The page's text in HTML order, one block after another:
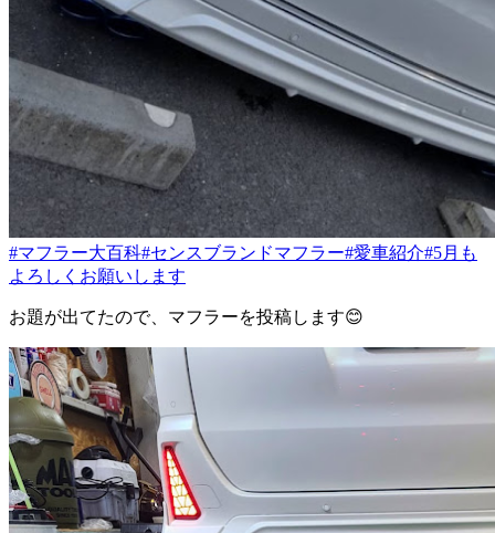
#マフラー大百科#センスブランドマフラー#愛車紹介#5月も
よろしくお願いします
お題が出てたので、マフラーを投稿します😊